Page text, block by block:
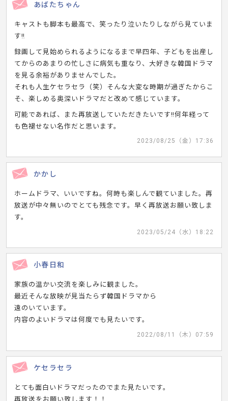
あばたちゃん
キャストも脚本も最高で、笑ったり泣いたりしながら見ていま
す‼︎
録画して見始められるようになるまで早四年、子どもを出産し
てからのあまりの忙しさに病気も重なり、大好きな韓国ドラマ
を見る余裕がありませんでした。
それも人生ケセラセラ（笑）そんな大変な時期が過ぎたからこ
そ、楽しめる奥深いドラマだと改めて感じています。
可能であれば、また再放送していただきたいです‼︎何年経って
も色褪せない名作だと思います。
2023/08/25（金）17:36
かかし
ホームドラマ、いいですね。何時も楽しんで観ていました。再
放送が中々無いのでとても残念です。早く再放送お願い致しま
す。
2023/05/24（水）18:22
小春日和
家族の温かい交流を楽しみに観ました。
最近そんな放映が見当たらず韓国ドラマから
遠のいています。
内容のよいドラマは何度でも見たいです。
2022/08/11（木）07:59
ケセラセラ
とても面白いドラマだったのでまた見たいです。
再放送をお願い致します！！